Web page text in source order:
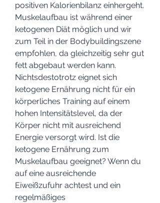
positiven Kalorienbilanz einhergeht.
Muskelaufbau ist während einer
ketogenen Diät möglich und wir
zum Teil in der Bodybuildingszene
empfohlen, da gleichzeitig sehr gut
fett abgebaut werden kann.
Nichtsdestotrotz eignet sich
ketogene Ernährung nicht für ein
körperliches Training auf einem
hohen Intensitätslevel, da der
Körper nicht mit ausreichend
Energie versorgt wird. Ist die
ketogene Ernährung zum
Muskelaufbau geeignet? Wenn du
auf eine ausreichende
Eiweißzufuhr achtest und ein
regelmäßiges